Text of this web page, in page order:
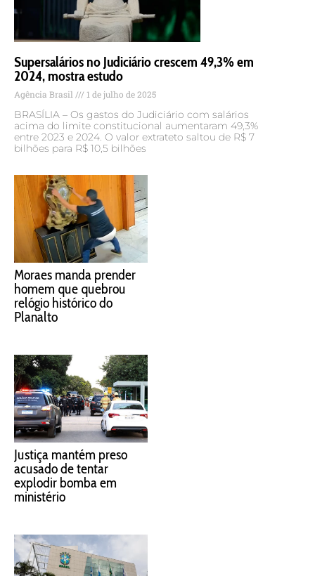
Supersalários no Judiciário crescem 49,3% em
2024, mostra estudo
Agência Brasil 1 de julho de 2025
BRASÍLIA – Os gastos do Judiciário com salários
acima do limite constitucional aumentaram 49,3%
entre 2023 e 2024. O valor extrateto saltou de R$ 7
bilhões para R$ 10,5 bilhões
Moraes manda prender
homem que quebrou
relógio histórico do
Planalto
Justiça mantém preso
acusado de tentar
explodir bomba em
ministério